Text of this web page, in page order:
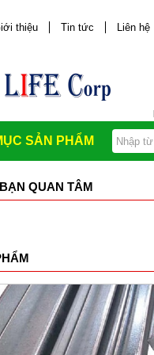
thiệu Tin tức Liên hệ
SẢN PHẨM
QUAN TÂM